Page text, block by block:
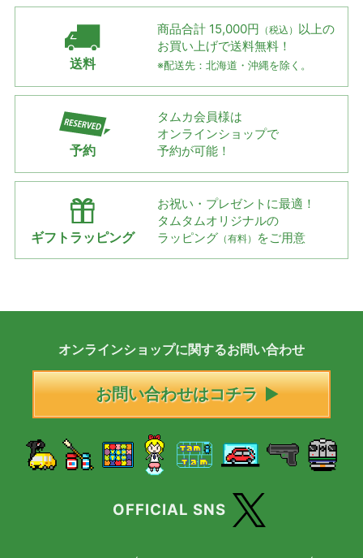
送料
商品合計 15,000円 （税込） 以上の
お買い上げで送料無料！
※配送先：北海道・沖縄を除く。
予約
タムカ会員様は
オンラインショップで
予約が可能！
ギフトラッピング
お祝い・プレゼントに最適！
タムタムオリジナルの
ラッピング （有料） をご用意
オンラインショップに関するお問い合わせ
お問い合わせはコチラ
OFFICIAL SNS